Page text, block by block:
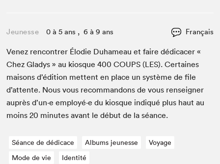
Jeunesse 0 à 5 ans , 6 à 9 ans Français
Venez ren­con­tr­er Élodie Duhameau et faire dédi­cac­er «
Chez Gladys » au kiosque400 COUPS (LES). Cer­taines
maisons d’édi­tion met­tent en place un sys­tème de file
d’at­tente. Nous vous recom­man­dons de vous ren­seign­er
auprès d’un·e employé·e du kiosque indiqué plus haut au
moins20 min­utes avant le début de la séance.
Séance de dédicace Albums jeunesse
Voyage
Mode de vie
Identité